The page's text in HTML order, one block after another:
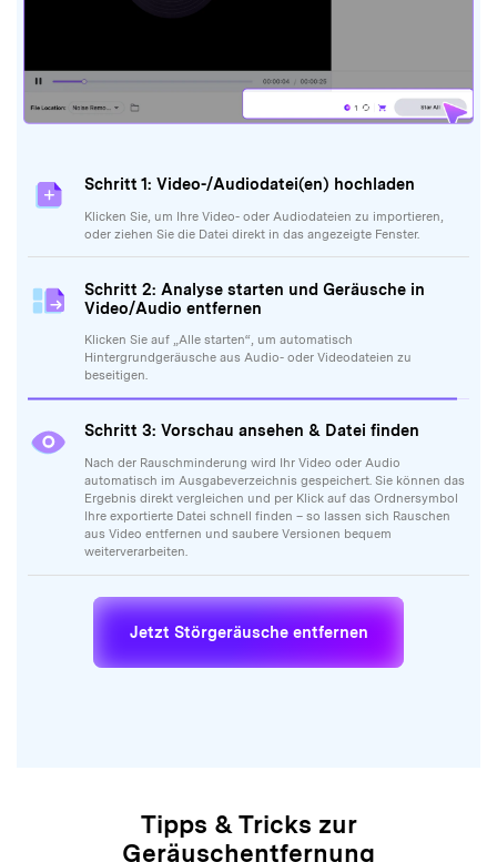
Klicken Sie auf „Alle starten“, um automatisch
Hintergrundgeräusche aus Audio- oder Videodateien zu
beseitigen.
Schritt 3: Vorschau ansehen & Datei finden
Nach der Rauschminderung wird Ihr Video oder Audio
automatisch im Ausgabeverzeichnis gespeichert. Sie können das
aus Video entfernen und saubere Versionen bequem
weiterverarbeiten.
Jetzt Störgeräusche entfernen
Tipps & Tricks zur
Geräuschentfernung
Sie möchten hintergrundgeräusche entfernen kostenlos testen oder